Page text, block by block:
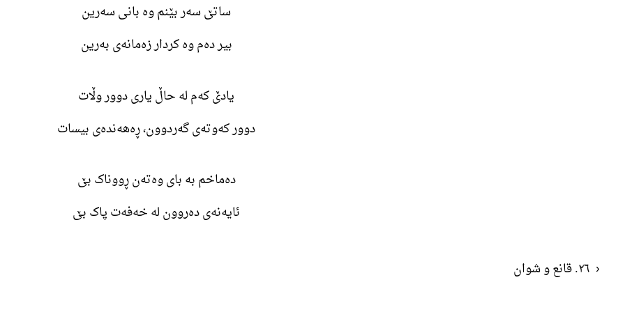
ساتێ سەر بێنم وە بانی سەرین
بیر دەم وە کردار زەمانەی بەرین
یادێ کەم لە حاڵ یاری دوور وڵات
دوور کەوتەی گەردوون، ڕەهەندەی بیسات
دەماخم بە بای وەتەن ڕووناک بێ
ئایەنەی دەروون لە خەفەت پاک بێ
‹ ٢٦. قانع و شوان